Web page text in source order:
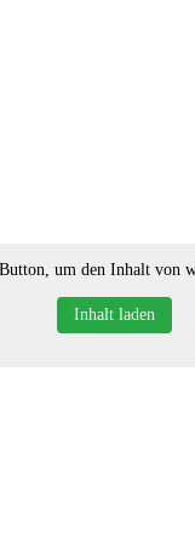
um den Inhalt von
Inhalt laden